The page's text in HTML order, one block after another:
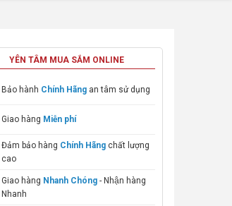
YÊN TÂM MUA SẮM ONLINE
Bảo hành Chính Hãng an tâm sử dụng
Giao hàng Miễn phí
Đảm bảo hàng Chính Hãngchất lượng
cao
Giao hàng Nhanh Chóng- Nhận hàng
Nhanh